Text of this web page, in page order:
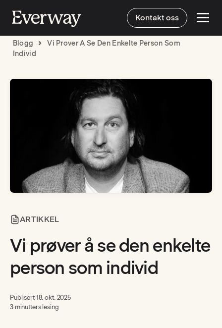
Kontakt oss
Blogg
Vi Prover A Se Den Enkelte Person Som
Individ
ARTIKKEL
Vi prøver å se den enkelte
person som individ
Publisert 18. okt. 2025
3 minutters lesing